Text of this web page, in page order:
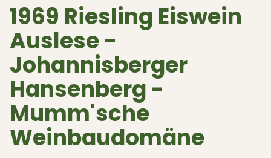
1969 Riesling Eiswein
Auslese -
Johannisberger
Hansenberg -
Mumm'sche
Weinbaudomäne